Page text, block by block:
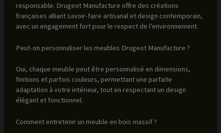
responsable. Drugeot Manufacture offre des créations
françaises alliant savoir-faire artisanal et design contemporain,
avec un engagement fort pour le respect de l’environnement.
Peut-on personnaliser les meubles Drugeot Manufacture ?
Oui, chaque meuble peut être personnalisé en dimensions,
finitions et parfois couleurs, permettant une parfaite
adaptation à votre intérieur, tout en respectant un design
élégant et fonctionnel.
Comment entretenir un meuble en bois massif ?